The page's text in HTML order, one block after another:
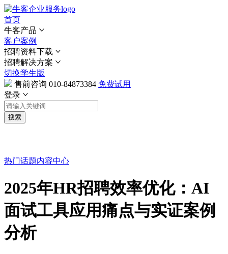
首页
牛客产品
客户案例
招聘资料下载
招聘解决方案
切换学生版
售前咨询 010-84873384 免费试用
登录
搜索
热门话题内容中心
2025年HR招聘效率优化：AI
面试工具应用痛点与实证案例
分析